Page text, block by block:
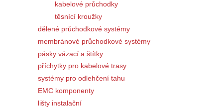
kabelové průchodky
těsnící kroužky
dělené průchodkové systémy
membránové průchodkové systémy
pásky vázací a štítky
příchytky pro kabelové trasy
systémy pro odlehčení tahu
EMC komponenty
lišty instalační